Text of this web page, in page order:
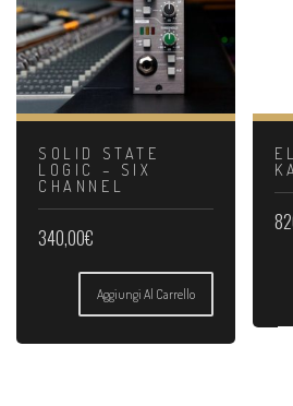
SOLID STATE
LOGIC – SIX
CHANNEL
340,00€
Aggiungi Al Carrello